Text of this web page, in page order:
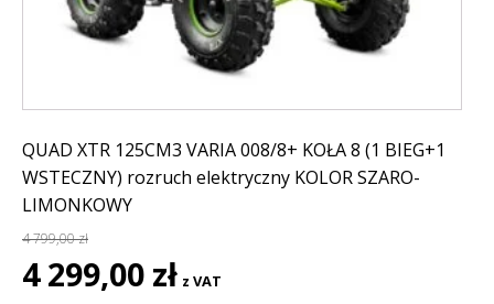
QUAD XTR 125CM3 VARIA 008/8+ KOŁA 8 (1 BIEG+1
WSTECZNY) rozruch elektryczny KOLOR SZARO-
LIMONKOWY
4 799,00zł
Pierwotna
cena
4 299,00 zł cena
z VAT